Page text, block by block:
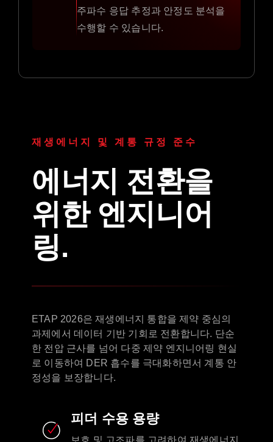
주파수 응답 추정과 안정도 분석을
수행할 수 있습니다.
재생에너지 및 계통 규정 준수
에너지 전환을
위한 엔지니어
링.
ETAP 2026은 재생에너지 통합을 제약 중심의
과제에서 데이터 기반 기회로 전환합니다. 단순
한 전압 근사를 넘어 다중 제약 엔지니어링 현실
로 이동하여 DER 흡수를 극대화하면서 계통 안
정성을 보장합니다.
피더 수용 용량